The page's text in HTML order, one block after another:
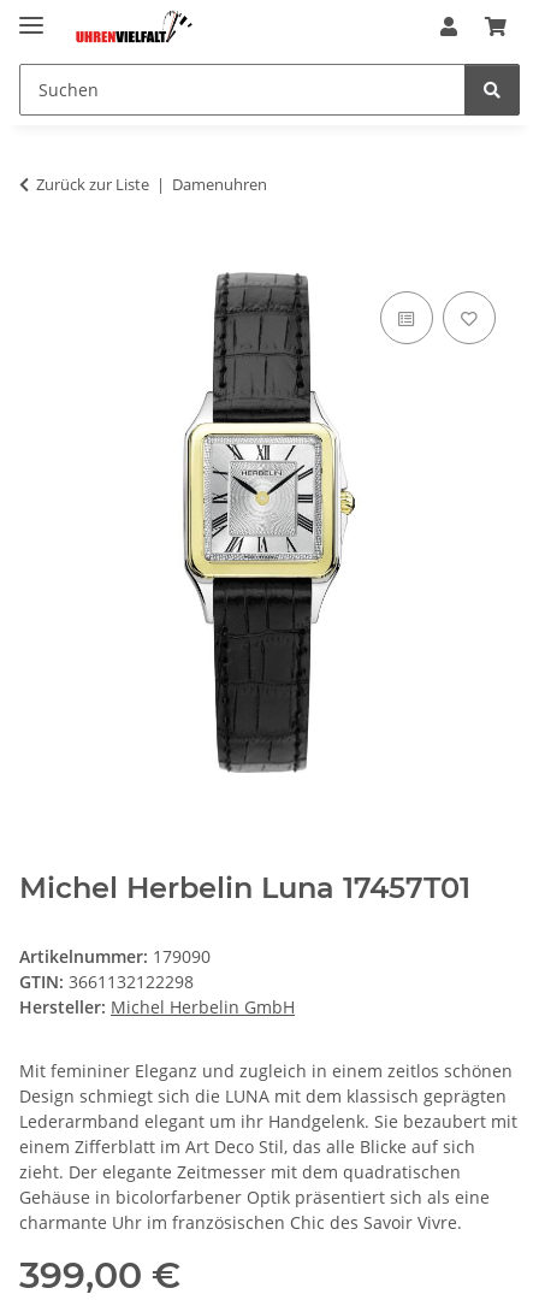
Zurück zur Liste Damenuhren
Michel Herbelin Luna 17457T01
Artikelnummer: 179090
GTIN: 3661132122298
Hersteller: Michel Herbelin GmbH
Mit femininer Eleganz und zugleich in einem zeitlos schönen
Design schmiegt sich die LUNA mit dem klassisch geprägten
Lederarmband elegant um ihr Handgelenk. Sie bezaubert mit
einem Zifferblatt im Art Deco Stil, das alle Blicke auf sich
zieht. Der elegante Zeitmesser mit dem quadratischen
Gehäuse in bicolorfarbener Optik präsentiert sich als eine
charmante Uhr im französischen Chic des Savoir Vivre.
399,00 €